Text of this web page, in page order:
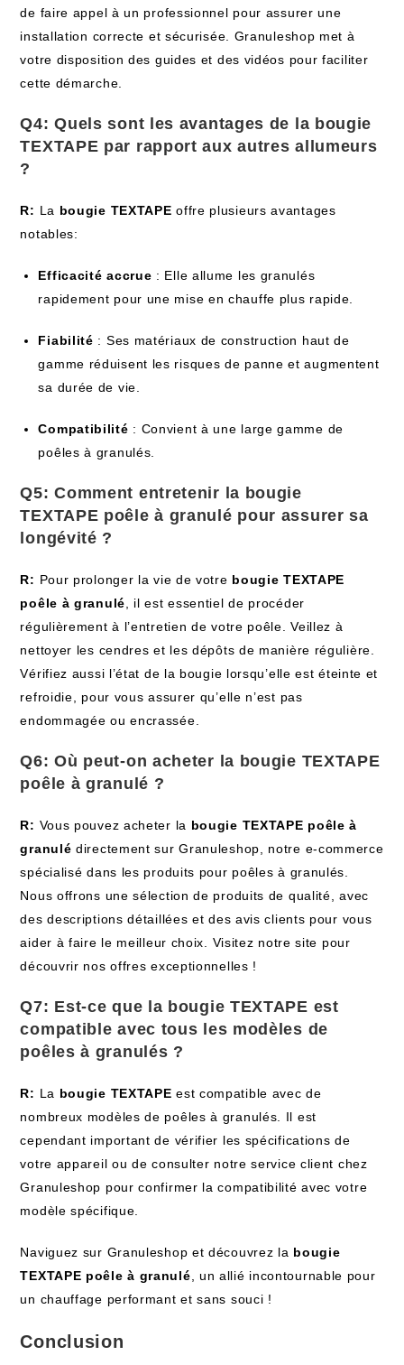
de faire appel à un professionnel pour assurer une
installation correcte et sécurisée. Granuleshop met à
votre disposition des guides et des vidéos pour faciliter
cette démarche.
Q4: Quels sont les avantages de la bougie
TEXTAPE par rapport aux autres allumeurs
?
R: La bougie TEXTAPE offre plusieurs avantages
notables:
Efficacité accrue : Elle allume les granulés
rapidement pour une mise en chauffe plus rapide.
Fiabilité : Ses matériaux de construction haut de
gamme réduisent les risques de panne et augmentent
sa durée de vie.
Compatibilité : Convient à une large gamme de
poêles à granulés.
Q5: Comment entretenir la bougie
TEXTAPE poêle à granulé pour assurer sa
longévité ?
R: Pour prolonger la vie de votre bougie TEXTAPE
poêle à granulé , il est essentiel de procéder
régulièrement à l’entretien de votre poêle. Veillez à
nettoyer les cendres et les dépôts de manière régulière.
Vérifiez aussi l’état de la bougie lorsqu’elle est éteinte et
refroidie, pour vous assurer qu’elle n’est pas
endommagée ou encrassée.
Q6: Où peut-on acheter la bougie TEXTAPE
poêle à granulé ?
R: Vous pouvez acheter la bougie TEXTAPE poêle à
granulé directement sur Granuleshop, notre e-commerce
spécialisé dans les produits pour poêles à granulés.
Nous offrons une sélection de produits de qualité, avec
des descriptions détaillées et des avis clients pour vous
aider à faire le meilleur choix. Visitez notre site pour
découvrir nos offres exceptionnelles !
Q7: Est-ce que la bougie TEXTAPE est
compatible avec tous les modèles de
poêles à granulés ?
R: La bougie TEXTAPE est compatible avec de
nombreux modèles de poêles à granulés. Il est
cependant important de vérifier les spécifications de
votre appareil ou de consulter notre service client chez
Granuleshop pour confirmer la compatibilité avec votre
modèle spécifique.
Naviguez sur Granuleshop et découvrez la bougie
TEXTAPE poêle à granulé , un allié incontournable pour
un chauffage performant et sans souci !
Conclusion